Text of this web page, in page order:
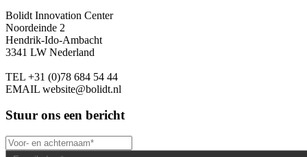
Bolidt Innovation Center
Noordeinde 2
Hendrik-Ido-Ambacht
3341 LW Nederland
TEL +31 (0)78 684 54 44
EMAIL website@bolidt.nl
Stuur ons een bericht